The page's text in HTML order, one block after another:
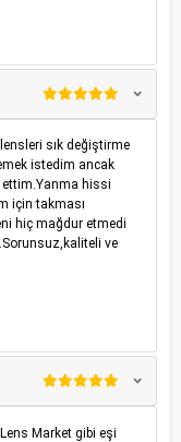
sık değiştirme
istedim ancak
ettim.Yanma hissi
için takması
hiç mağdur etmedi
ve
Market gibi eşi